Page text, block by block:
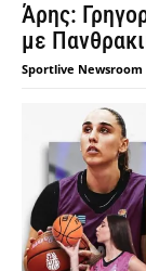
Άρης:
με
Sportlive Newsroom